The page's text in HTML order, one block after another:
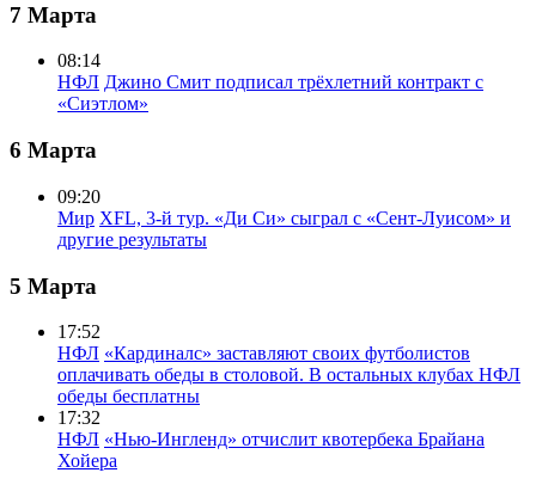
7 Марта
08:14
НФЛ Джино Смит подписал трёхлетний контракт с
«Сиэтлом»
6 Марта
09:20
Мир XFL, 3-й тур. «Ди Си» сыграл с «Сент-Луисом» и
другие результаты
5 Марта
17:52
НФЛ «Кардиналс» заставляют своих футболистов
оплачивать обеды в столовой. В остальных клубах НФЛ
обеды бесплатны
17:32
НФЛ «Нью-Ингленд» отчислит квотербека Брайана
Хойера